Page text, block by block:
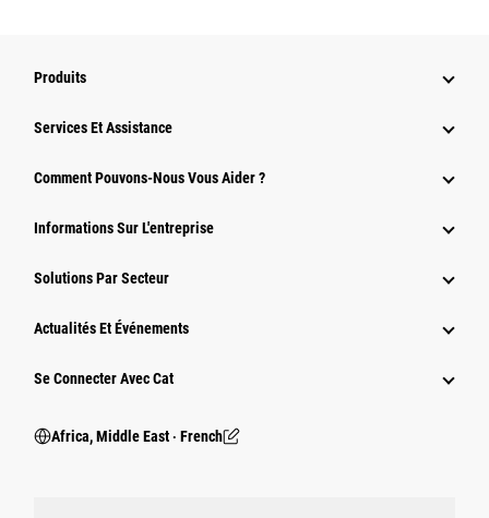
Produits
Services Et Assistance
Comment Pouvons-Nous Vous Aider ?
Informations Sur L'entreprise
Solutions Par Secteur
Actualités Et Événements
Se Connecter Avec Cat
Africa, Middle East ‧ French